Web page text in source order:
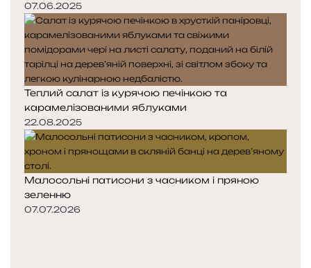
07.06.2025
Теплий салат із курячою печінкою та
карамелізованими яблуками
22.08.2025
Малосольні патисони з часником і пряною
зеленню
07.07.2026